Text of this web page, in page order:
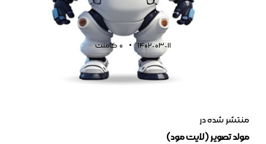
1402-03-11
0 کامنت
منتشر شده در
مولد تصویر (لایت مود)